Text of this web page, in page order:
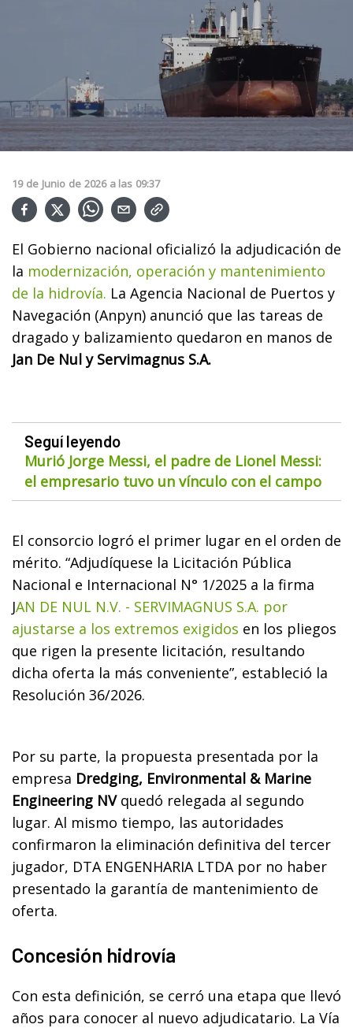
19 de Junio de 2026 a las 09:37
El Gobierno nacional oficializó la adjudicación de
la modernización, operación y mantenimiento
de la hidrovía. La Agencia Nacional de Puertos y
Navegación (Anpyn) anunció que las tareas de
dragado y balizamiento quedaron en manos de
Jan De Nul y Servimagnus S.A.
Seguí leyendo
Murió Jorge Messi, el padre de Lionel Messi:
el empresario tuvo un vínculo con el campo
El consorcio logró el primer lugar en el orden de
mérito. “Adjudíquese la Licitación Pública
Nacional e Internacional N° 1/2025 a la firma
JAN DE NUL N.V. - SERVIMAGNUS S.A. por
ajustarse a los extremos exigidos en los pliegos
que rigen la presente licitación, resultando
dicha oferta la más conveniente”, estableció la
Resolución 36/2026.
Por su parte, la propuesta presentada por la
empresa Dredging, Environmental & Marine
Engineering NV quedó relegada al segundo
lugar. Al mismo tiempo, las autoridades
confirmaron la eliminación definitiva del tercer
jugador, DTA ENGENHARIA LTDA por no haber
presentado la garantía de mantenimiento de
oferta.
Concesión hidrovía
Con esta definición, se cerró una etapa que llevó
años para conocer al nuevo adjudicatario. La Vía